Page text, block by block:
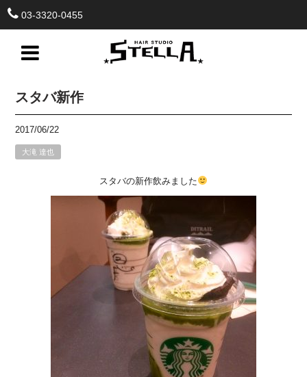
03-3320-0455
スタバ新作
2017/06/22
大滝 達也
スタバの新作飲みました